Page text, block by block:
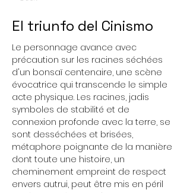
El triunfo del Cinismo
Le personnage avance avec
précaution sur les racines séchées
d'un bonsaï centenaire, une scène
évocatrice qui transcende le simple
acte physique. Les racines, jadis
symboles de stabilité et de
connexion profonde avec la terre, se
sont desséchées et brisées,
métaphore poignante de la manière
dont toute une histoire, un
cheminement empreint de respect
envers autrui, peut être mis en péril